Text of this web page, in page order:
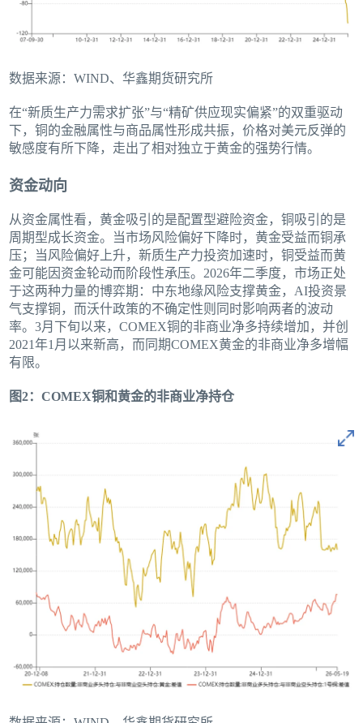
数据来源：WIND、华鑫期货研究所
在“新质生产力需求扩张”与“精矿供应现实偏紧”的双重驱动
下，铜的金融属性与商品属性形成共振，价格对美元反弹的
敏感度有所下降，走出了相对独立于黄金的强势行情。
资金动向
从资金属性看，黄金吸引的是配置型避险资金，铜吸引的是
周期型成长资金。当市场风险偏好下降时，黄金受益而铜承
压；当风险偏好上升，新质生产力投资加速时，铜受益而黄
金可能因资金轮动而阶段性承压。2026年二季度，市场正处
于这两种力量的博弈期：中东地缘风险支撑黄金，AI投资景
气支撑铜，而沃什政策的不确定性则同时影响两者的波动
率。3月下旬以来，COMEX铜的非商业净多持续增加，并创
2021年1月以来新高，而同期COMEX黄金的非商业净多增幅
有限。
图2：COMEX铜和黄金的非商业净持仓